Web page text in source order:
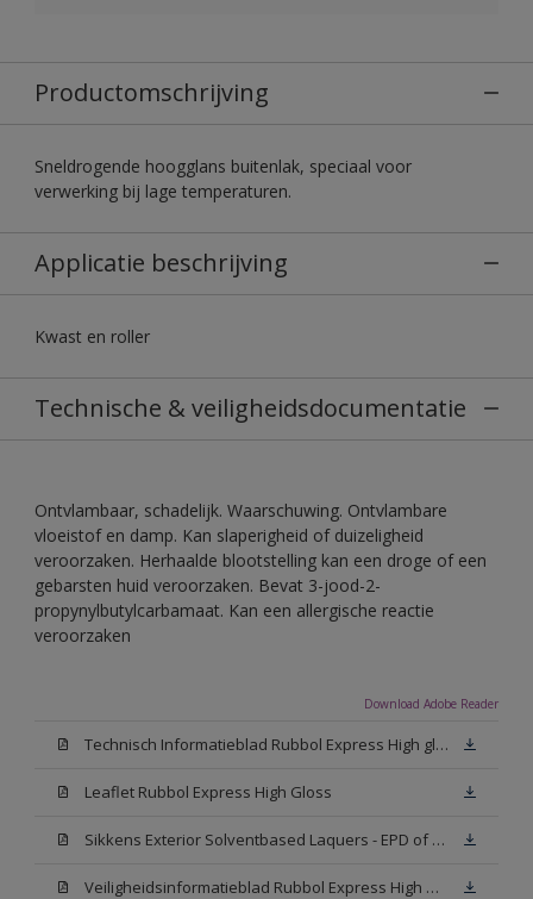
Productomschrijving
Sneldrogende hoogglans buitenlak, speciaal voor
verwerking bij lage temperaturen.
Applicatie beschrijving
Kwast en roller
Technische & veiligheidsdocumentatie
Ontvlambaar, schadelijk. Waarschuwing. Ontvlambare
vloeistof en damp. Kan slaperigheid of duizeligheid
veroorzaken. Herhaalde blootstelling kan een droge of een
gebarsten huid veroorzaken. Bevat 3-jood-2-
propynylbutylcarbamaat. Kan een allergische reactie
veroorzaken
Download Adobe Reader
Technisch Informatieblad Rubbol Express High gloss (New Livery) (PDF)
Leaflet Rubbol Express High Gloss
Sikkens Exterior Solventbased Laquers - EPD of Milieuproductverklaring
Veiligheidsinformatieblad Rubbol Express High Gloss W05 (MSDS)